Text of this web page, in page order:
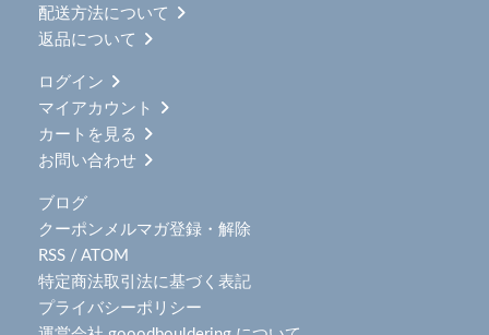
配送方法について
返品について
ログイン
マイアカウント
カートを見る
お問い合わせ
ブログ
クーポンメルマガ登録・解除
RSS / ATOM
特定商法取引法に基づく表記
プライバシーポリシー